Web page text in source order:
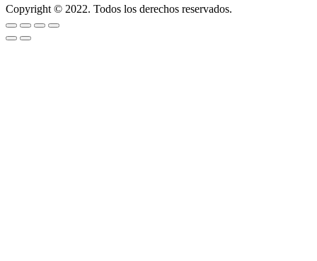
Copyright © 2022. Todos los derechos reservados.